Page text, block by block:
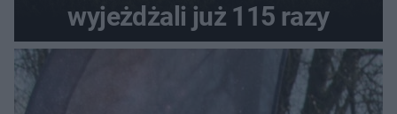
wyjeżdżali już 115 razy